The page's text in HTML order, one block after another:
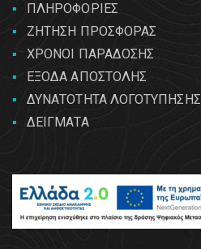
ΠΛΗΡΟΦΟΡΙΕΣ
ΖΗΤΗΣΗ ΠΡΟΣΦΟΡΑΣ
ΧΡΟΝΟΙ ΠΑΡΑΔΟΣΗΣ
ΕΞΟΔΑ ΑΠΟΣΤΟΛΗΣ
ΔΥΝΑΤΟΤΗΤΑ ΛΟΓΟΤΥΠΗΣΗΣ
ΔΕΙΓΜΑΤΑ